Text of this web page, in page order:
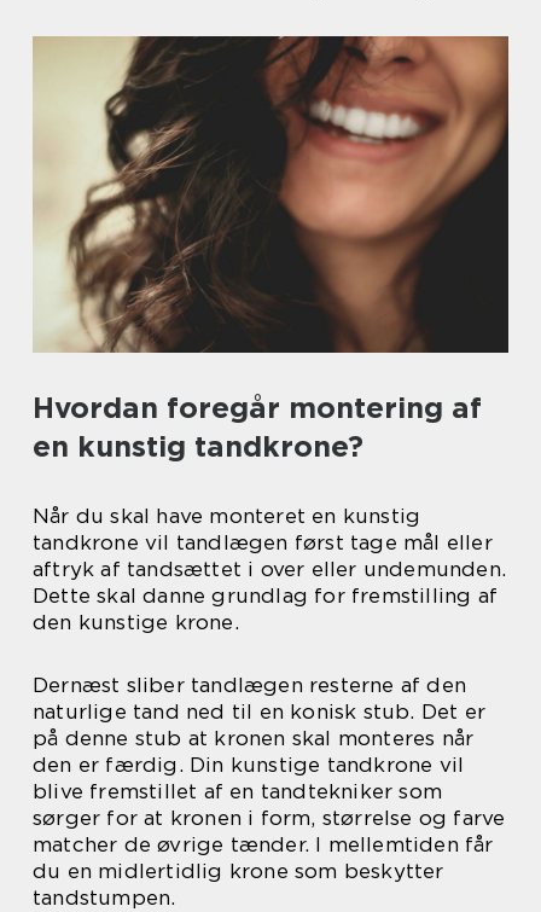
Hvordan foregår montering af
en kunstig tandkrone?
Når du skal have monteret en kunstig
tandkrone vil tandlægen først tage mål eller
aftryk af tandsættet i over eller undemunden.
Dette skal danne grundlag for fremstilling af
den kunstige krone.
Dernæst sliber tandlægen resterne af den
naturlige tand ned til en konisk stub. Det er
på denne stub at kronen skal monteres når
den er færdig. Din kunstige tandkrone vil
blive fremstillet af en tandtekniker som
sørger for at kronen i form, størrelse og farve
matcher de øvrige tænder. I mellemtiden får
du en midlertidlig krone som beskytter
tandstumpen.